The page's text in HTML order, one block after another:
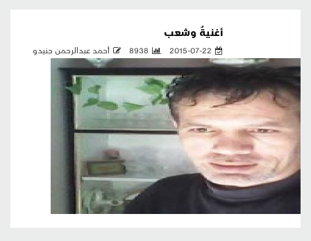
أغنيةٌ وشعب
2015-07-22
8938 أحمد عبدالرحمن جنيدو